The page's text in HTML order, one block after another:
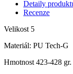
Detaily
Recenze
Velikost 5
Materiál: PU Tech-G
Hmotnost 423-428 gr.